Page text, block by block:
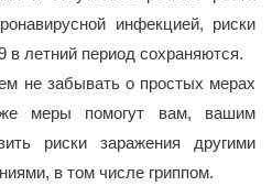
инфекцией, риски
в летний период сохраняются.
не забывать о простых мерах
же меры помогут вам, вашим
риски заражения другими
в том числе гриппом.